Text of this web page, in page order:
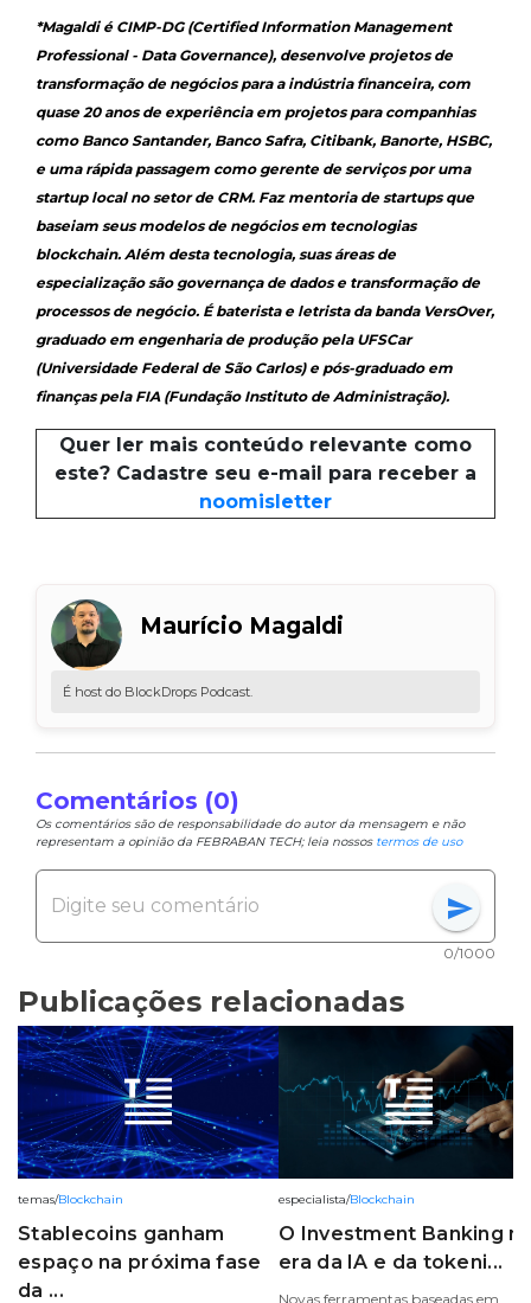
*Magaldi é CIMP-DG (Certified Information Management
Professional - Data Governance), desenvolve projetos de
transformação de negócios para a indústria financeira, com
quase 20 anos de experiência em projetos para companhias
como Banco Santander, Banco Safra, Citibank, Banorte, HSBC,
e uma rápida passagem como gerente de serviços por uma
startup local no setor de CRM. Faz mentoria de startups que
baseiam seus modelos de negócios em tecnologias
blockchain. Além desta tecnologia, suas áreas de
especialização são governança de dados e transformação de
processos de negócio. É baterista e letrista da banda VersOver,
graduado em engenharia de produção pela UFSCar
(Universidade Federal de São Carlos) e pós-graduado em
finanças pela FIA (Fundação Instituto de Administração).
Quer ler mais conteúdo relevante como
este? Cadastre seu e-mail para receber a
noomisletter
Maurício Magaldi
É host do BlockDrops Podcast.
Comentários (0)
Os comentários são de responsabilidade do autor da mensagem e não
representam a opinião da FEBRABAN TECH; leia nossos termos de uso
send
0/1000
Publicações relacionadas
temas/Blockchain
Stablecoins ganham
espaço na próxima fase
da ...
especialista/Blockchain
O Investment Banking
era da IA e da tokeni...
Novas ferramentas baseadas em